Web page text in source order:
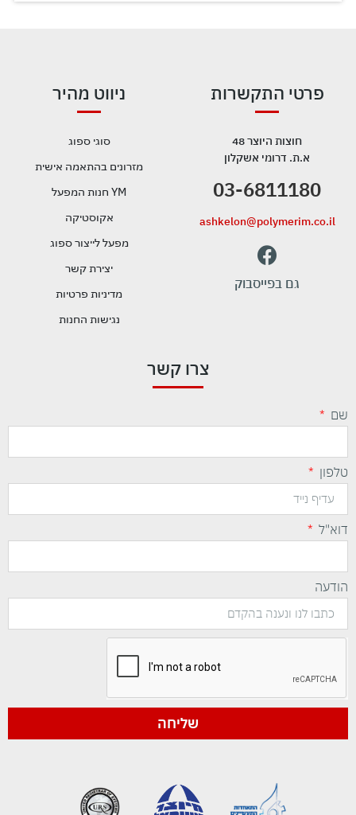
פרטי התקשרות
חוצות היוצר 48
א.ת. דרומי אשקלון
03-6811180
ashkelon@polymerim.co.il
גם בפייסבוק
ניווט מהיר
סוגי ספוג
מזרונים בהתאמה אישית
YM חנות המפעל
אקוסטיקה
מפעל לייצור ספוג
יצירת קשר
מדיניות פרטיות
נגישות החנות
צרו קשר
שם
טלפון
דוא"ל
הודעה
שליחה